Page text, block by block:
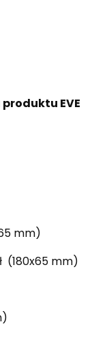
EVE
mm)
(180x65 mm)